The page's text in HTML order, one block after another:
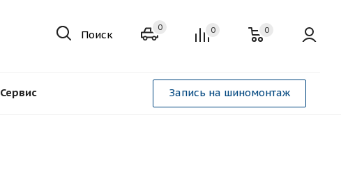
Поиск 0
0 0
Сервис Запись на шиномонтаж